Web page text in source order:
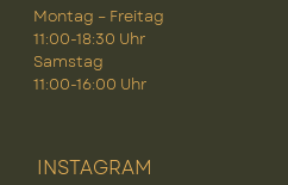
Montag – Freitag
11:00-18:30 Uhr
Samstag
11:00-16:00 Uhr
INSTAGRAM